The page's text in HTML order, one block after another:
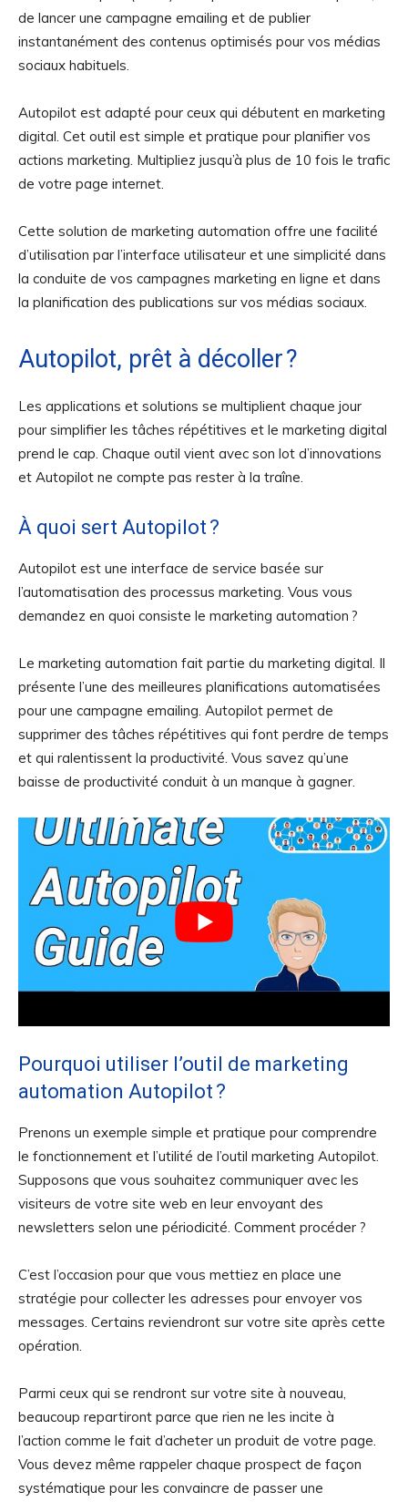
de lancer une campagne emailing et de publier
instantanément des contenus optimisés pour vos médias
sociaux habituels.
Autopilot est adapté pour ceux qui débutent en marketing
digital. Cet outil est simple et pratique pour planifier vos
actions marketing. Multipliez jusqu’à plus de 10 fois le trafic
de votre page internet.
Cette solution de marketing automation offre une facilité
d’utilisation par l’interface utilisateur et une simplicité dans
la conduite de vos campagnes marketing en ligne et dans
la planification des publications sur vos médias sociaux.
Autopilot, prêt à décoller ?
Les applications et solutions se multiplient chaque jour
pour simplifier les tâches répétitives et le marketing digital
prend le cap. Chaque outil vient avec son lot d’innovations
et Autopilot ne compte pas rester à la traîne.
À quoi sert Autopilot ?
Autopilot est une interface de service basée sur
l’automatisation des processus marketing. Vous vous
demandez en quoi consiste le marketing automation ?
Le marketing automation fait partie du marketing digital. Il
présente l’une des meilleures planifications automatisées
pour une campagne emailing. Autopilot permet de
supprimer des tâches répétitives qui font perdre de temps
et qui ralentissent la productivité. Vous savez qu’une
baisse de productivité conduit à un manque à gagner.
Pourquoi utiliser l’outil de marketing
automation Autopilot ?
Prenons un exemple simple et pratique pour comprendre
le fonctionnement et l’utilité de l’outil marketing Autopilot.
Supposons que vous souhaitez communiquer avec les
visiteurs de votre site web en leur envoyant des
newsletters selon une périodicité. Comment procéder ?
C’est l’occasion pour que vous mettiez en place une
stratégie pour collecter les adresses pour envoyer vos
messages. Certains reviendront sur votre site après cette
opération.
Parmi ceux qui se rendront sur votre site à nouveau,
beaucoup repartiront parce que rien ne les incite à
l’action comme le fait d’acheter un produit de votre page.
Vous devez même rappeler chaque prospect de façon
systématique pour les convaincre de passer une